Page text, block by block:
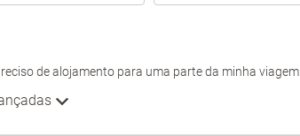
de alojamento para uma parte da minha viagem.